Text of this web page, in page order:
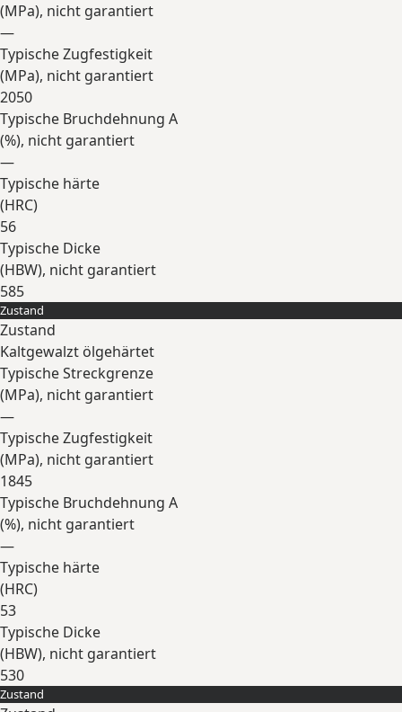
(MPa), nicht garantiert
—
Typische Zugfestigkeit
(MPa), nicht garantiert
2050
Typische Bruchdehnung A
(%), nicht garantiert
—
Typische härte
(HRC)
56
Typische Dicke
(HBW), nicht garantiert
585
Erweitern
Zustand
Zustand
Kaltgewalzt ölgehärtet
Typische Streckgrenze
(MPa), nicht garantiert
—
Typische Zugfestigkeit
(MPa), nicht garantiert
1845
Typische Bruchdehnung A
(%), nicht garantiert
—
Typische härte
(HRC)
53
Typische Dicke
(HBW), nicht garantiert
530
Erweitern
Zustand